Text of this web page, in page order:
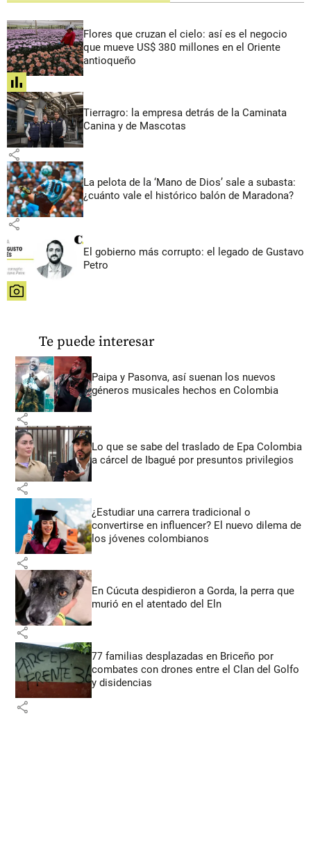
Flores que cruzan el cielo: así es el negocio
que mueve US$ 380 millones en el Oriente
antioqueño
share
Tierragro: la empresa detrás de la Caminata
Canina y de Mascotas
share
La pelota de la ‘Mano de Dios’ sale a subasta:
¿cuánto vale el histórico balón de Maradona?
share
El gobierno más corrupto: el legado de Gustavo
Petro
share
Te puede interesar
Paipa y Pasonva, así suenan los nuevos
géneros musicales hechos en Colombia
share
Lo que se sabe del traslado de Epa Colombia
a cárcel de Ibagué por presuntos privilegios
share
¿Estudiar una carrera tradicional o
convertirse en influencer? El nuevo dilema de
los jóvenes colombianos
share
En Cúcuta despidieron a Gorda, la perra que
murió en el atentado del Eln
share
77 familias desplazadas en Briceño por
combates con drones entre el Clan del Golfo
y disidencias
share